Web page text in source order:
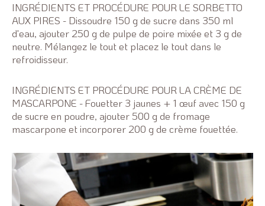
INGRÉDIENTS ET PROCÉDURE POUR LE SORBETTO
AUX PIRES - Dissoudre 150 g de sucre dans 350 ml
d'eau, ajouter 250 g de pulpe de poire mixée et 3 g de
neutre. Mélangez le tout et placez le tout dans le
refroidisseur.
INGRÉDIENTS ET PROCÉDURE POUR LA CRÈME DE
MASCARPONE - Fouetter 3 jaunes + 1 œuf avec 150 g
de sucre en poudre, ajouter 500 g de fromage
mascarpone et incorporer 200 g de crème fouettée.